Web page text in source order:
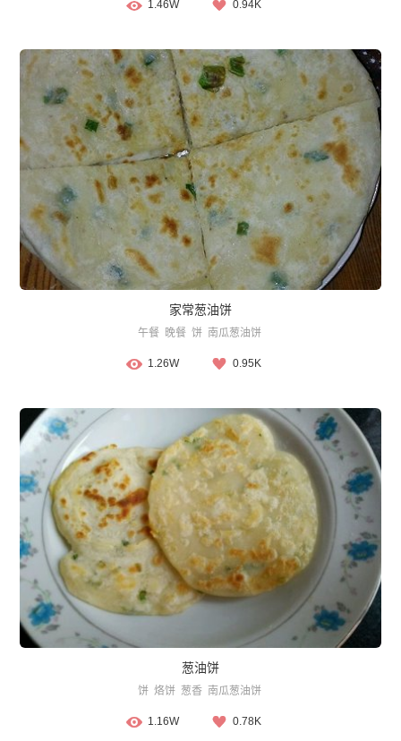
1.46W 0.94K
家常葱油饼
午餐 晚餐 饼 南瓜葱油饼
1.26W 0.95K
葱油饼
饼 烙饼 葱香 南瓜葱油饼
1.16W 0.78K